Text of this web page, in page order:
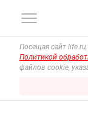
Посещая сайт
Политикой
файлов cookie,